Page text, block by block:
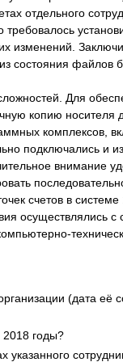
отдельного
изменений.
состояния файлов
Для
копию носителя
комплексов,
подключались и
внимание
счетов в
осуществлялись
(дата её
2018 годы?